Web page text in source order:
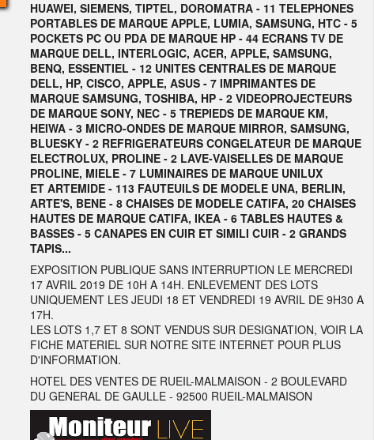
HUAWEI, SIEMENS, TIPTEL, DOROMATRA - 11 TELEPHONES
PORTABLES DE MARQUE APPLE, LUMIA, SAMSUNG, HTC - 5
POCKETS PC OU PDA DE MARQUE HP - 44 ECRANS TV DE
MARQUE DELL, INTERLOGIC, ACER, APPLE, SAMSUNG,
BENQ, ESSENTIEL - 12 UNITES CENTRALES DE MARQUE
DELL, HP, CISCO, APPLE, ASUS - 7 IMPRIMANTES DE
MARQUE SAMSUNG, TOSHIBA, HP - 2 VIDEOPROJECTEURS
DE MARQUE SONY, NEC - 5 TREPIEDS DE MARQUE KM,
HEIWA - 3 MICRO-ONDES DE MARQUE MIRROR, SAMSUNG,
BLUESKY - 2 REFRIGERATEURS CONGELATEUR DE MARQUE
ELECTROLUX, PROLINE - 2 LAVE-VAISELLES DE MARQUE
PROLINE, MIELE - 7 LUMINAIRES DE MARQUE UNILUX
ET ARTEMIDE - 113 FAUTEUILS DE MODELE UNA, BERLIN,
ARTE'S, BENE - 8 CHAISES DE MODELE CATIFA, 20 CHAISES
HAUTES DE MARQUE CATIFA, IKEA - 6 TABLES HAUTES &
BASSES - 5 CANAPES EN CUIR ET SIMILI CUIR - 2 GRANDS
TAPIS...
EXPOSITION PUBLIQUE SANS INTERRUPTION LE MERCREDI
17 AVRIL 2019 DE 10H A 14H. ENLEVEMENT DES LOTS
UNIQUEMENT LES JEUDI 18 ET VENDREDI 19 AVRIL DE 9H30 A
17H.
LES LOTS 1,7 ET 8 SONT VENDUS SUR DESIGNATION, VOIR LA
FICHE MATERIEL SUR NOTRE SITE INTERNET POUR PLUS
D'INFORMATION.
HOTEL DES VENTES DE RUEIL-MALMAISON - 2 BOULEVARD
DU GENERAL DE GAULLE - 92500 RUEIL-MALMAISON